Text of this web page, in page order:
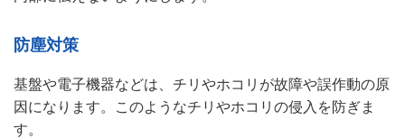
防塵対策
基盤や電子機器などは、チリやホコリが故障や誤作動の原
因になります。このようなチリやホコリの侵入を防ぎま
す。